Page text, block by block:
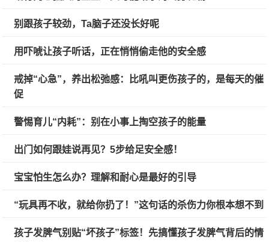
别跟孩子较劲，Ta脑子还没长好呢
用吓唬让孩子听话，正在悄悄偷走他的安全感
戒掉“心急”，养出松弛感：比吼叫更伤孩子的，是每天的催
促
警惕育儿“内耗”：别在小事上掏空孩子的能量
出门如何跟娃说再见？5步给足安全感！
宝宝怕生怎么办？理解和耐心是最好的引导
“玩具再不收，就给你扔了！”这句话的杀伤力你根本想不到
孩子发脾气别贴“坏孩子”标签！先搞懂孩子发脾气背后的情